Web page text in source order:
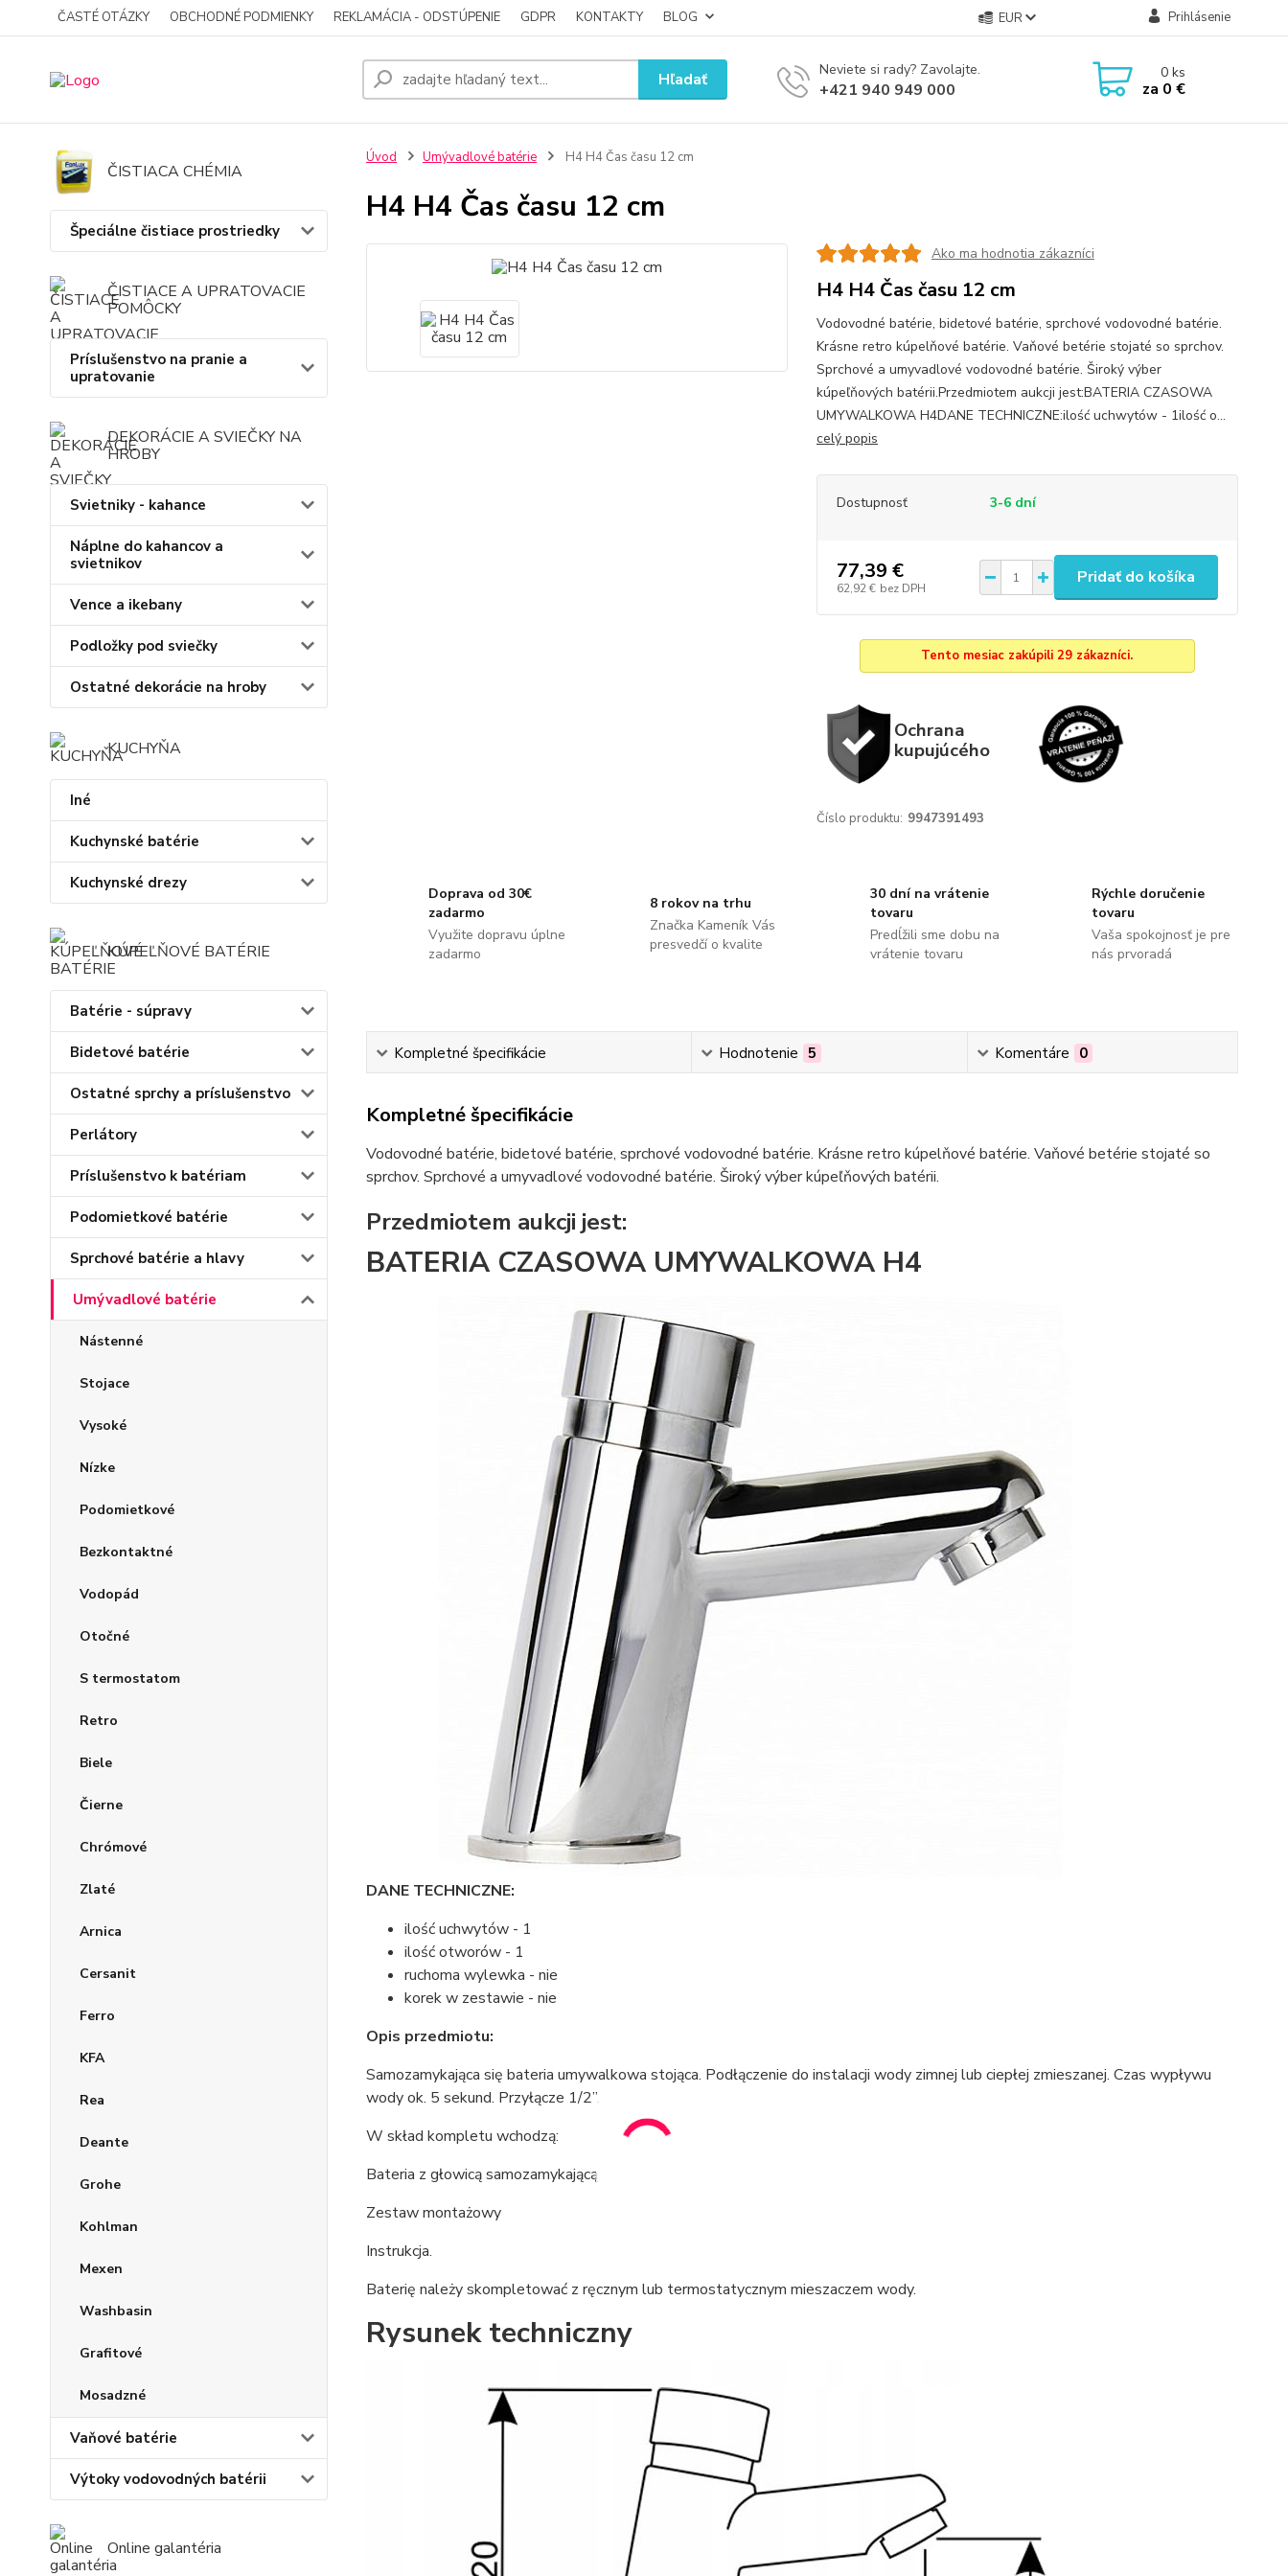
ČASTÉ OTÁZKY OBCHODNÉ PODMIENKY REKLAMÁCIA - ODSTÚPENIE GDPR KONTAKTY BLOG EUR Prihlásenie
Hľadať Neviete si rady? Zavolajte.
+421 940 949 000
0ks
za 0 €
ČISTIACA CHÉMIA
Špeciálne čistiace prostriedky
ČISTIACE A UPRATOVACIE
POMÔCKY
Príslušenstvo na pranie a
upratovanie
DEKORÁCIE A SVIEČKY NA
HROBY
Svietniky - kahance
Náplne do kahancov a
svietnikov
Vence a ikebany
Podložky pod sviečky
Ostatné dekorácie na hroby
KUCHYŇA
Iné
Kuchynské batérie
Kuchynské drezy
KÚPEĽŇOVÉ BATÉRIE
Batérie - súpravy
Bidetové batérie
Ostatné sprchy a príslušenstvo
Perlátory
Príslušenstvo k batériam
Podomietkové batérie
Sprchové batérie a hlavy
Umývadlové batérie
Nástenné
Stojace
Vysoké
Nízke
Podomietkové
Bezkontaktné
Vodopád
Otočné
S termostatom
Retro
Biele
Čierne
Chrómové
Zlaté
Arnica
Cersanit
Ferro
KFA
Rea
Deante
Grohe
Kohlman
Mexen
Washbasin
Grafitové
Mosadzné
Vaňové batérie
Výtoky vodovodných batérii
Online galantéria
Úvod Umývadlové batérie H4 H4 Čas času 12 cm
H4 H4 Čas času 12 cm
Ako ma hodnotia zákazníci
H4 H4 Čas času 12 cm
Vodovodné batérie, bidetové batérie, sprchové vodovodné batérie.
Krásne retro kúpelňové batérie. Vaňové betérie stojaté so sprchov.
Sprchové a umyvadlové vodovodné batérie. Široký výber
kúpeľňových batérii.Przedmiotem aukcji jest:BATERIA CZASOWA
UMYWALKOWA H4DANE TECHNICZNE:ilość uchwytów - 1ilość o...
celý popis
Dostupnosť 3-6 dní
77,39 €
62,92 € bez DPH
Pridať do košíka
Tento mesiac zakúpili 29 zákazníci.
Ochrana
kupujúcého
Číslo produktu: 9947391493
Doprava od 30€
zadarmo
Využite dopravu úplne
zadarmo
8 rokov na trhu
Značka Kameník Vás
presvedčí o kvalite
30 dní na vrátenie
tovaru
Predĺžili sme dobu na
vrátenie tovaru
Rýchle doručenie
tovaru
Vaša spokojnosť je pre
nás prvoradá
Kompletné špecifikácie Hodnotenie 5 Komentáre 0
Kompletné špecifikácie
Vodovodné batérie, bidetové batérie, sprchové vodovodné batérie. Krásne retro kúpelňové batérie. Vaňové betérie stojaté so
sprchov. Sprchové a umyvadlové vodovodné batérie. Široký výber kúpeľňových batérii.
Przedmiotem aukcji jest:
BATERIA CZASOWA UMYWALKOWA H4
DANE TECHNICZNE:
ilość uchwytów - 1
ilość otworów - 1
ruchoma wylewka - nie
korek w zestawie - nie
Opis przedmiotu:
Samozamykająca się bateria umywalkowa stojąca. Podłączenie do instalacji wody zimnej lub ciepłej zmieszanej. Czas wypływu
wody ok. 5 sekund. Przyłącze 1/2”.
W skład kompletu wchodzą:
Bateria z głowicą samozamykającą
Zestaw montażowy
Instrukcja.
Baterię należy skompletować z ręcznym lub termostatycznym mieszaczem wody.
Rysunek techniczny